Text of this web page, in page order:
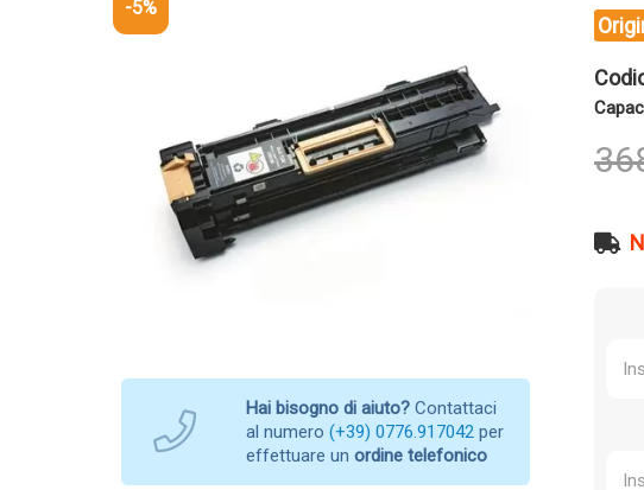
-5%
Hai bisogno di aiuto? Contattaci
al numero (+39) 0776.917042 per
effettuare un ordine telefonico